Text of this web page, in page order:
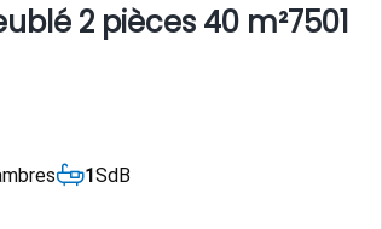
2 pièces 40 m²75016
1SdB